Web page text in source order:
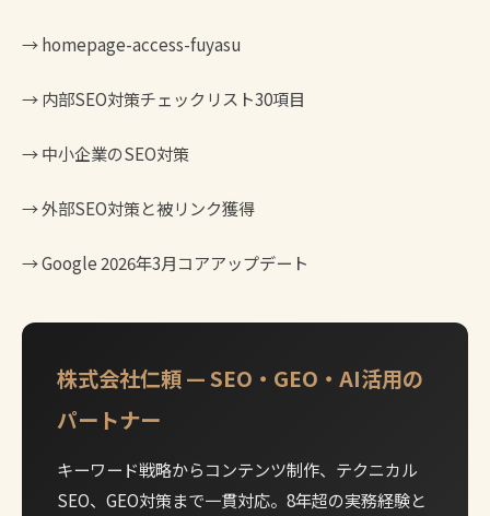
→homepage-access-fuyasu
→内部SEO対策チェックリスト30項目
→中小企業のSEO対策
→外部SEO対策と被リンク獲得
→Google 2026年3月コアアップデート
株式会社仁頼 — SEO・GEO・AI活用の
パートナー
キーワード戦略からコンテンツ制作、テクニカル
SEO、GEO対策まで一貫対応。8年超の実務経験と